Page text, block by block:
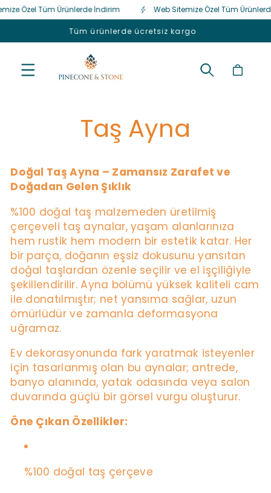
İçeriğe
atla
Özel Tüm Ürünlerde İndirim Web Sitemize Özel Tüm
Tüm ürünlerde ücretsiz kargo
Sepet
Taş Ayna
Doğal Taş Ayna – Zamansız Zarafet ve
Doğadan Gelen Şıklık
%100 doğal taş malzemeden üretilmiş
çerçeveli taş aynalar, yaşam alanlarınıza
hem rustik hem modern bir estetik katar. Her
bir parça, doğanın eşsiz dokusunu yansıtan
doğal taşlardan özenle seçilir ve el işçiliğiyle
şekillendirilir. Ayna bölümü yüksek kaliteli cam
ile donatılmıştır; net yansıma sağlar, uzun
ömürlüdür ve zamanla deformasyona
uğramaz.
Ev dekorasyonunda fark yaratmak isteyenler
için tasarlanmış olan bu aynalar; antrede,
banyo alanında, yatak odasında veya salon
duvarında güçlü bir görsel vurgu oluşturur.
Öne Çıkan Özellikler:
%100 doğal taş çerçeve